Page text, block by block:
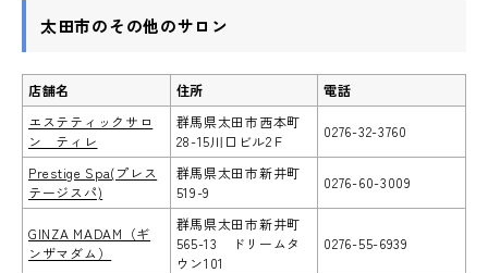
太田市のその他のサロン
店舗名 住所
電話
エステティックサロ
ン ティレ
群馬県太田市西本町
28-15川口ビル2Ｆ
0276-32-3760
Prestige Spa(プレス
テージスパ)
群馬県太田市新井町
519-9
0276-60-3009
GINZA MADAM（ギ
ンザマダム）
群馬県太田市新井町
565-13 ドリームタ
ウン101
0276-55-6939